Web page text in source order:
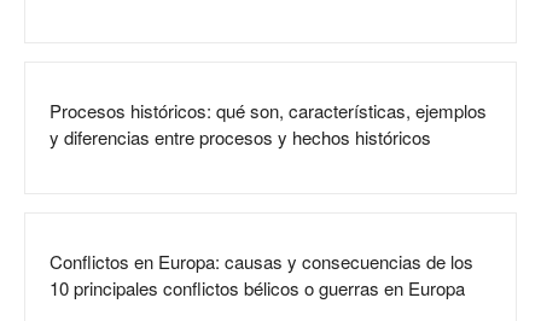
Procesos históricos: qué son, características, ejemplos
y diferencias entre procesos y hechos históricos
Conflictos en Europa: causas y consecuencias de los
10 principales conflictos bélicos o guerras en Europa